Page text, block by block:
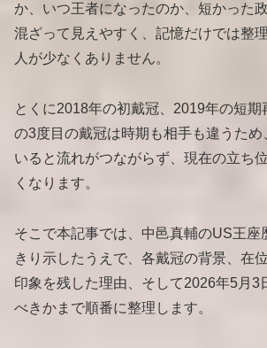
か、いつ王者になったのか、短かった
混ざって見えやすく、記憶だけでは整
人が少なくありません。
とくに2018年の初戴冠、2019年の短期
の3度目の戴冠は時期も相手も違うため
いると流れがつながらず、現在の立ち
くなります。
そこで本記事では、中邑真輔のUS王座
きり示したうえで、各戴冠の背景、在
印象を残した理由、そして2026年5月3
べきかまで順番に整理します。